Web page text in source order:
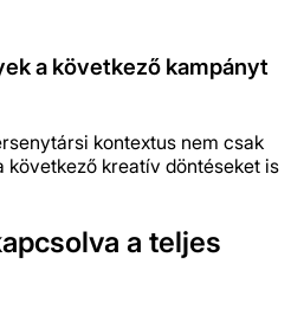
a következő kampányt
kontextus nem csak
következő kreatív döntéseket is
a teljes